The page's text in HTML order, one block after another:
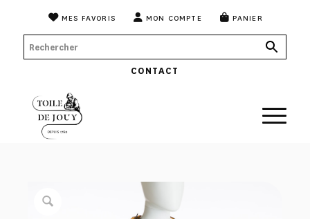
MES FAVORIS MON COMPTE PANIER
CONTACT